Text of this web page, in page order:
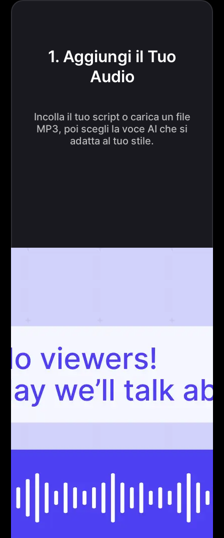
1. Aggiungi il Tuo
Audio
Incolla il tuo script o carica un file
MP3, poi scegli la voce AI che si
adatta al tuo stile.